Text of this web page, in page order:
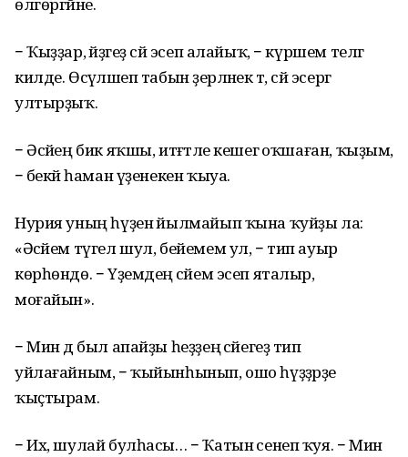
− Ҡыҙҙар, әйҙәгеҙ сәй эсеп алайыҡ, − күршем телгә
килде. Өсәүләшеп табын әҙерләнек тә, сәй эсергә
ултырҙыҡ.
− Әсәйең бик яҡшы, итәғәтле кешегә оҡшаған, ҡыҙым,
− әбекәй һаман үҙенекен ҡыуа.
Нурия уның һүҙенә йылмайып ҡына ҡуйҙы ла:
«Әсәйем түгел шул, бейемем ул, − тип ауыр
көрһөндө. − Үҙемдең әсәйем эсеп яталыр,
моғайын».
− Мин дә был апайҙы һеҙҙең әсәйегеҙ тип
уйлағайным, − ҡыйынһынып, ошо һүҙҙәрҙе
ҡыҫтырам.
− Их, шулай булһасы… − Ҡатын әсенеп ҡуя. − Мин